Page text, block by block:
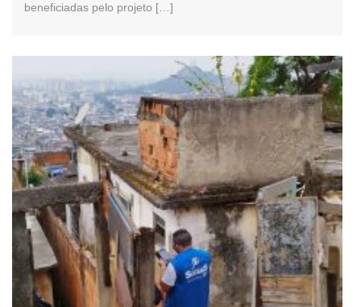
beneficiadas pelo projeto […]